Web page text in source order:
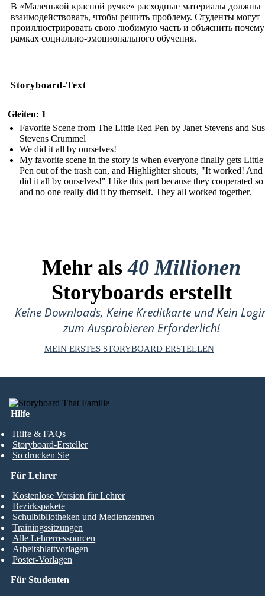
В «Маленькой красной ручке» расходные материалы должны
взаимодействовать, чтобы решить проблему. Студенты могут
проиллюстрировать свою любимую часть и объяснить
рамках социально-эмоционального обучения.
Storyboard-Text
Gleiten: 1
Favorite Scene from The Little Red Pen by Janet Stevens and
Stevens Crummel
We did it all by ourselves!
My favorite scene in the story is when everyone finally gets Little
Pen out of the trash can, and Highlighter shouts, "It worked! And
did it all by ourselves!" I like this part because they cooperated
and no one really did it by themself. They all worked together.
Mehr als40 Millionen
Storyboards erstellt
Keine Downloads, Keine Kreditkarte und Kein
zum Ausprobieren Erforderlich!
MEIN ERSTES STORYBOARD ERSTELLEN
Hilfe
Hilfe & FAQs
Storyboard-Ersteller
So drucken Sie
Für Studenten
Für Lehrer
Kostenlose Version für Lehrer
Bezirkspakete
Schulbibliotheken und Medienzentren
Trainingssitzungen
Alle Lehrerressourcen
Arbeitsblattvorlagen
Poster-Vorlagen